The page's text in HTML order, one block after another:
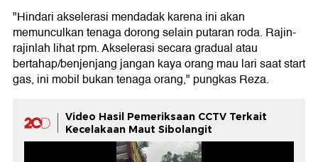
"Hindari akselerasi mendadak karena ini akan
memunculkan tenaga dorong selain putaran roda. Rajin-
rajinlah lihat rpm. Akselerasi secara gradual atau
bertahap/benjenjang jangan kaya orang mau lari saat start
gas, ini mobil bukan tenaga orang," pungkas Reza.
Video Hasil Pemeriksaan CCTV Terkait
Kecelakaan Maut Sibolangit